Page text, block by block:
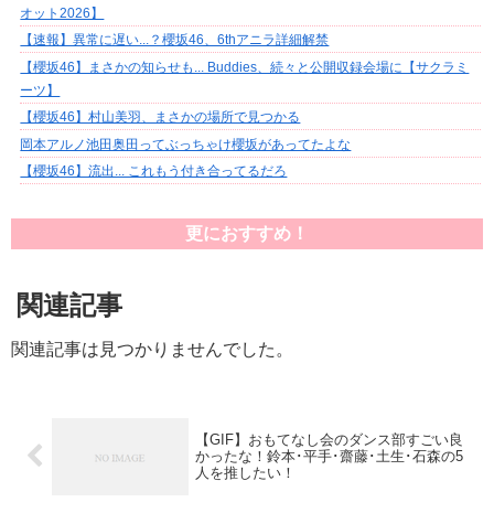
オット2026】
【速報】異常に遅い...？櫻坂46、6thアニラ詳細解禁
【櫻坂46】まさかの知らせも... Buddies、続々と公開収録会場に【サクラミ
ーツ】
【櫻坂46】村山美羽、まさかの場所で見つかる
岡本アルノ池田奥田ってぶっちゃけ櫻坂があってたよな
【櫻坂46】流出... これもう付き合ってるだろ
更におすすめ！
関連記事
関連記事は見つかりませんでした。
【GIF】おもてなし会のダンス部すごい良
かったな！鈴本･平手･齋藤･土生･石森の5
人を推したい！